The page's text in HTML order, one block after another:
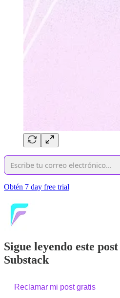
Obtén 7 day free trial
Sigue leyendo este
Substack
Reclamar mi post gratis